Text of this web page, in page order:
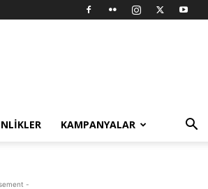
KAMPANYALAR
-